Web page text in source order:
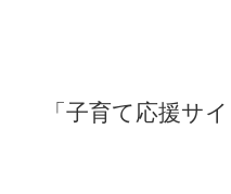
「子育て応援サ